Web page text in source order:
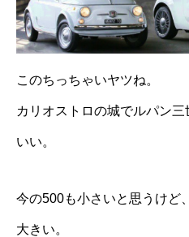
このちっちゃいヤツね。
カリオストロの城でルパン
いい。
今の500も小さいと思うけど
大きい。